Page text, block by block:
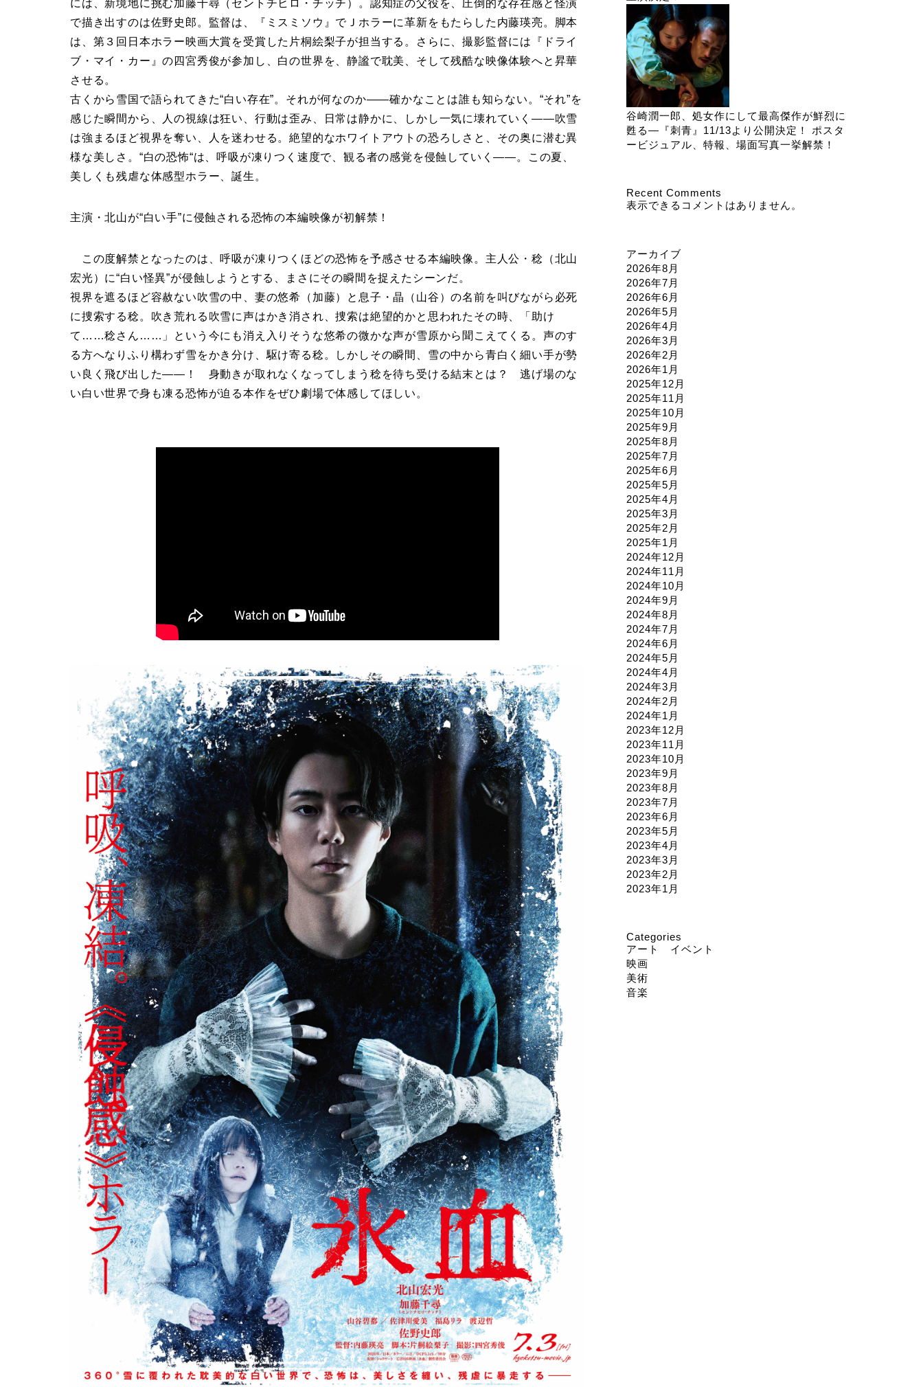
には、新境地に挑む加藤千尋（セントチヒロ・チッチ）。認知症の父役を、圧倒的な存在感と怪演
で描き出すのは佐野史郎。監督は、『ミスミソウ』でＪホラーに革新をもたらした内藤瑛亮。脚本
は、第３回日本ホラー映画大賞を受賞した片桐絵梨子が担当する。さらに、撮影監督には『ドライ
ブ・マイ・カー』の四宮秀俊が参加し、白の世界を、静謐で耽美、そして残酷な映像体験へと昇華
させる。
古くから雪国で語られてきた“白い存在”。それが何なのか――確かなことは誰も知らない。“それ”を
感じた瞬間から、人の視線は狂い、行動は歪み、日常は静かに、しかし一気に壊れていく――吹雪
は強まるほど視界を奪い、人を迷わせる。絶望的なホワイトアウトの恐ろしさと、その奥に潜む異
様な美しさ。“白の恐怖“は、呼吸が凍りつく速度で、観る者の感覚を侵蝕していく――。この夏、
美しくも残虐な体感型ホラー、誕生。
主演・北山が“白い手”に侵蝕される恐怖の本編映像が初解禁！
この度解禁となったのは、呼吸が凍りつくほどの恐怖を予感させる本編映像。主人公・稔（北山
宏光）に“白い怪異”が侵蝕しようとする、まさにその瞬間を捉えたシーンだ。
視界を遮るほど容赦ない吹雪の中、妻の悠希（加藤）と息子・晶（山谷）の名前を叫びながら必死
に捜索する稔。吹き荒れる吹雪に声はかき消され、捜索は絶望的かと思われたその時、「助け
て……稔さん……」という今にも消え入りそうな悠希の微かな声が雪原から聞こえてくる。声のす
る方へなりふり構わず雪をかき分け、駆け寄る稔。しかしその瞬間、雪の中から青白く細い手が勢
い良く飛び出した――！ 身動きが取れなくなってしまう稔を待ち受ける結末とは？ 逃げ場のな
い白い世界で身も凍る恐怖が迫る本作をぜひ劇場で体感してほしい。
谷崎潤一郎、処女作にして最高傑作が鮮烈に
甦る―『刺青』11/13より公開決定！ ポスタ
ービジュアル、特報、場面写真一挙解禁！
Recent Comments
表示できるコメントはありません。
アーカイブ
2026年8月
2026年7月
2026年6月
2026年5月
2026年4月
2026年3月
2026年2月
2026年1月
2025年12月
2025年11月
2025年10月
2025年9月
2025年8月
2025年7月
2025年6月
2025年5月
2025年4月
2025年3月
2025年2月
2025年1月
2024年12月
2024年11月
2024年10月
2024年9月
2024年8月
2024年7月
2024年6月
2024年5月
2024年4月
2024年3月
2024年2月
2024年1月
2023年12月
2023年11月
2023年10月
2023年9月
2023年8月
2023年7月
2023年6月
2023年5月
2023年4月
2023年3月
2023年2月
2023年1月
Categories
アート イベント
映画
美術
音楽